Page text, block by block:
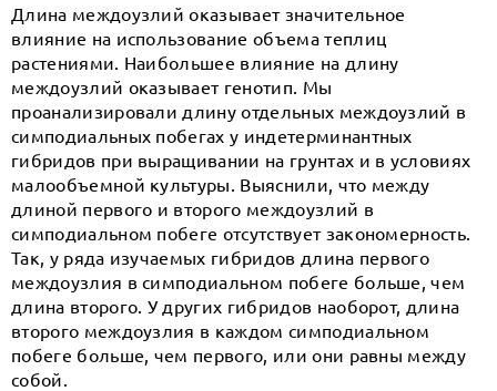
Длина междоузлий оказывает значительное
влияние на использование объема теплиц
растениями. Наибольшее влияние на длину
междоузлий оказывает генотип. Мы
проанализировали длину отдельных междоузлий в
симподиальных побегах у индетерминантных
гибридов при выращивании на грунтах и в условиях
малообъемной культуры. Выяснили, что между
длиной первого и второго междоузлий в
симподиальном побеге отсутствует закономерность.
Так, у ряда изучаемых гибридов длина первого
междоузлия в симподиальном побеге больше, чем
длина второго. У других гибридов наоборот, длина
второго междоузлия в каждом симподиальном
побеге больше, чем первого, или они равны между
собой.